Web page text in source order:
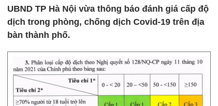
UBND TP Hà Nội vừa thông báo đánh giá cấp độ
dịch trong phòng, chống dịch Covid-19 trên địa
bàn thành phố.